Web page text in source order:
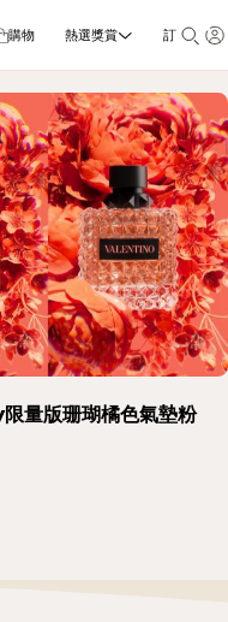
購物 熱選獎賞 訂閱雜誌
量版珊瑚橘色氣墊粉